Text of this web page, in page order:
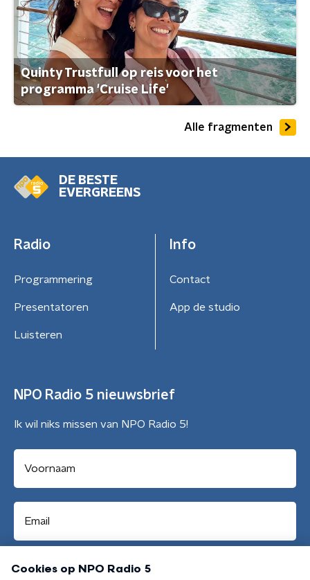
Quinty Trustfull op reis voor het
programma 'Cruise Life'
Alle fragmenten
DE BESTE
EVERGREENS
Radio
Programmering
Presentatoren
Luisteren
Info
Contact
App de studio
NPO Radio 5 nieuwsbrief
Ik wil niks missen van NPO Radio 5!
Aanmelden